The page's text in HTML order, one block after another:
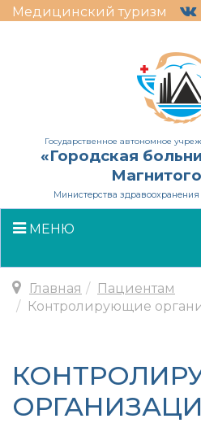
Медицинский туризм
Государственное автономное
«Городская
Министерства
МЕНЮ
Главная
Пациентам
Контролирующие